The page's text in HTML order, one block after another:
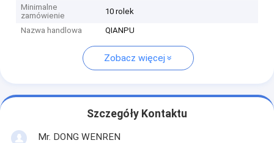
Minimalne
zamówienie
10 rolek
Nazwa handlowa QIANPU
Zobacz więcej
Szczegóły Kontaktu
Mr. DONG WENREN